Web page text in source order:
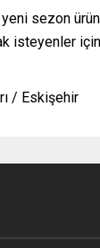
yeni sezon
isteyenler
/ Eskişehir